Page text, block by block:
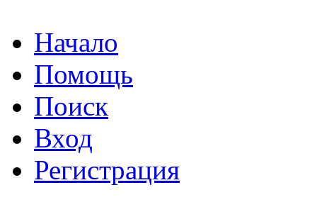
Начало
Помощь
Поиск
Вход
Регистрация